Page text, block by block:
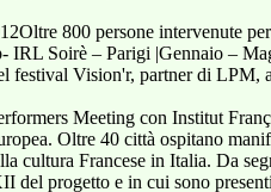
800 persone intervenute
Soirè – Parigi |Gennaio –
festival Vision'r, partner di
Meeting con Institut
Oltre 40 città ospitano
cultura Francese in Italia. Da
del progetto e in cui sono